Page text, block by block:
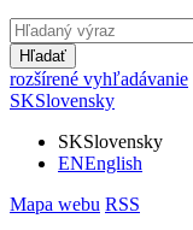
Hľadať
rozšírené vyhľadávanie
SKSlovensky
SKSlovensky
ENEnglish
Mapa webu RSS